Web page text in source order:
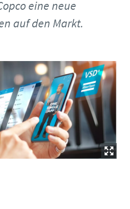
eine neue
auf den Markt.